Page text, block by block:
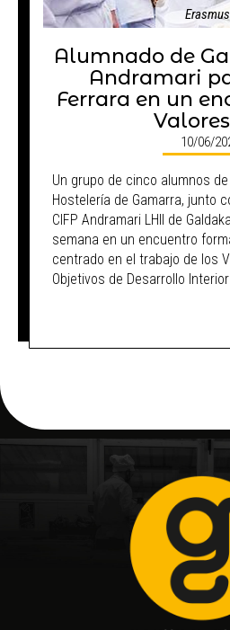
Alumnado de
Andramari
Ferrara en un
10/06/
Un grupo de cinco alumnos
Hostelería de Gamarra, junto
CIFP Andramari LHII de
semana en un encuentro
centrado en el trabajo de los
Objetivos de Desarrollo Interior